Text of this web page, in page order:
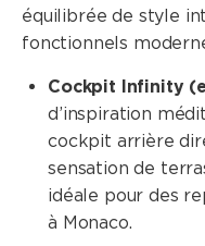
équilibrée de style
fonctionnels
Cockpit Infinity
d’inspiration
cockpit arrière
sensation de
idéale pour des
à Monaco.